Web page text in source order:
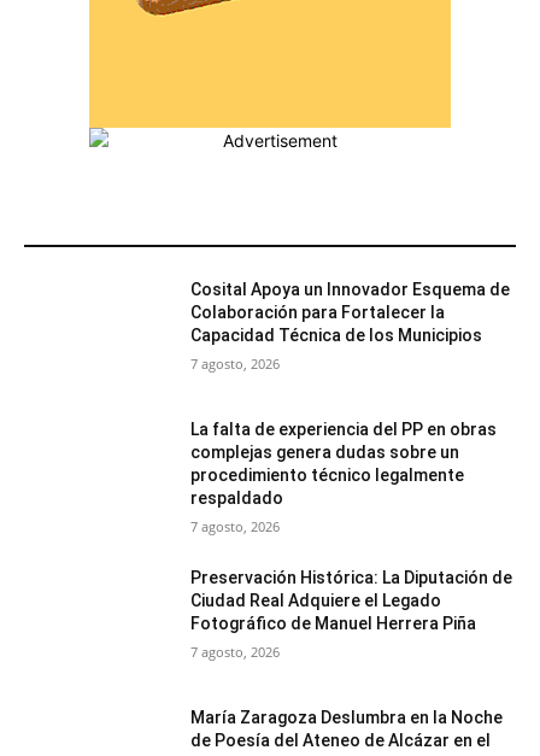
Cosital Apoya un Innovador Esquema de
Colaboración para Fortalecer la
Capacidad Técnica de los Municipios
7 agosto, 2026
La falta de experiencia del PP en obras
complejas genera dudas sobre un
procedimiento técnico legalmente
respaldado
7 agosto, 2026
Preservación Histórica: La Diputación de
Ciudad Real Adquiere el Legado
Fotográfico de Manuel Herrera Piña
7 agosto, 2026
María Zaragoza Deslumbra en la Noche
de Poesía del Ateneo de Alcázar en el